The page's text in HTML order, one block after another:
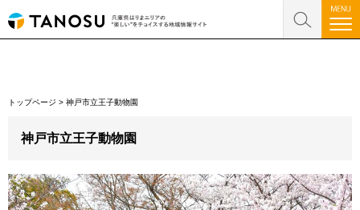
トップページ >神戸市立王子動物園
神戸市立王子動物園